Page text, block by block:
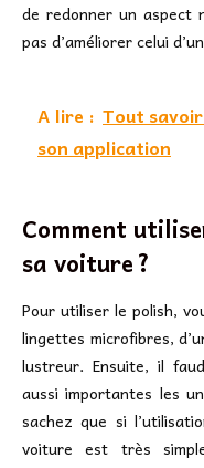
de redonner un aspect
pas d’améliorer celui
A lire : Tout
son application
Comment
sa voiture ?
Pour utiliser le polish,
lingettes microfibres,
lustreur. Ensuite, il
aussi importantes les
sachez que si
voiture est très